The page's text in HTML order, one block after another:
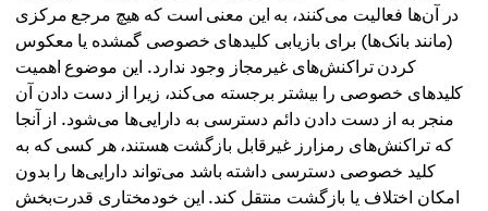
در آن‌ها فعالیت می‌کنند، به این معنی است که هیچ مرجع مرکزی
(مانند بانک‌ها) برای بازیابی کلیدهای خصوصی گمشده یا معکوس
کردن تراکنش‌های غیرمجاز وجود ندارد. این موضوع اهمیت
کلیدهای خصوصی را بیشتر برجسته می‌کند، زیرا از دست دادن آن
منجر به از دست دادن دائم دسترسی به دارایی‌ها می‌شود. از آنجا
که تراکنش‌های رمزارز غیرقابل بازگشت هستند، هر کسی که به
کلید خصوصی دسترسی داشته باشد می‌تواند دارایی‌ها را بدون
امکان اختلاف یا بازگشت منتقل کند. این خودمختاری قدرت‌بخش